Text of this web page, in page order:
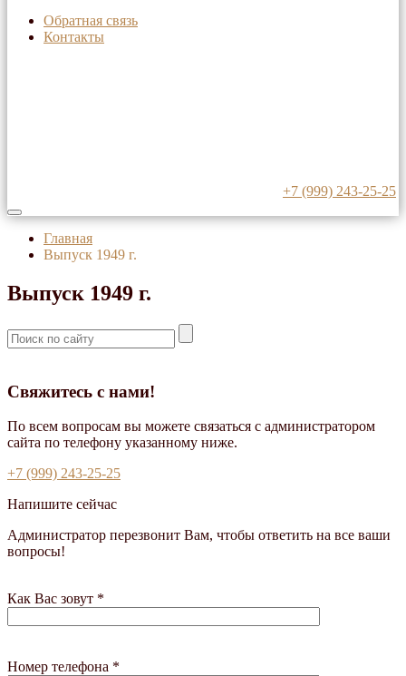
Обратная связь
Контакты
+7 (999) 243-25-25
Главная
Выпуск 1949 г.
Выпуск 1949 г.
Свяжитесь с нами!
По всем вопросам вы можете связаться с администратором
сайта по телефону указанному ниже.
+7 (999) 243-25-25
Напишите сейчас
Администратор перезвонит Вам, чтобы ответить на все ваши
вопросы!
Как Вас зовут *
Номер телефона *